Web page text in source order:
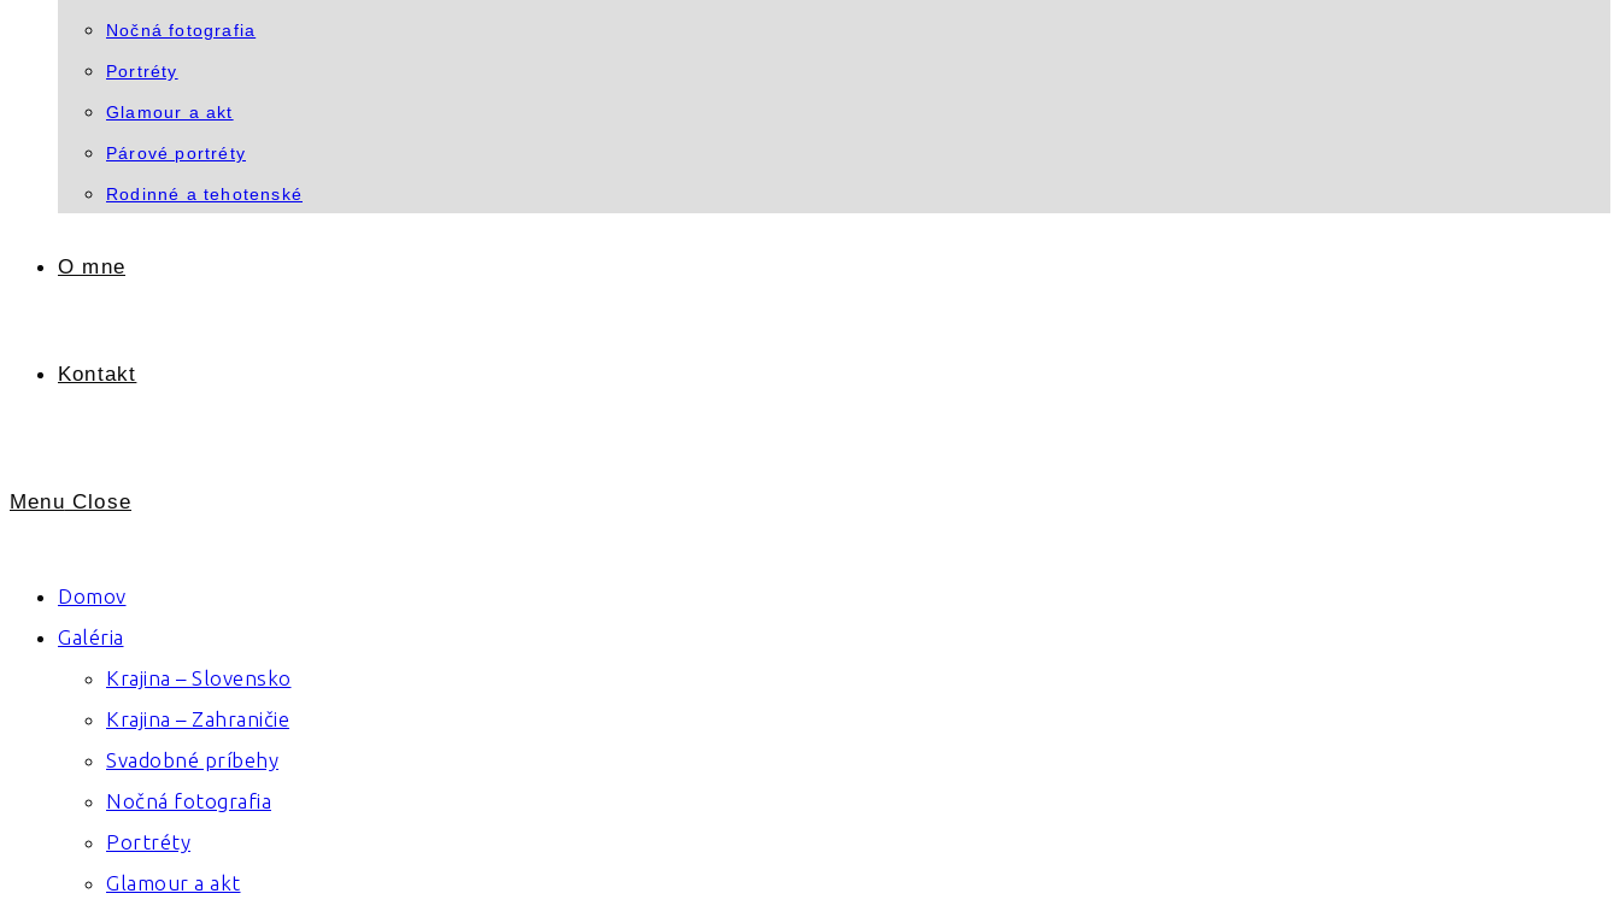
Nočná fotografia
Portréty
Glamour a akt
Párové portréty
Rodinné a tehotenské
O mne
Kontakt
Menu Close
Domov
Galéria
Krajina – Slovensko
Krajina – Zahraničie
Svadobné príbehy
Nočná fotografia
Portréty
Glamour a akt